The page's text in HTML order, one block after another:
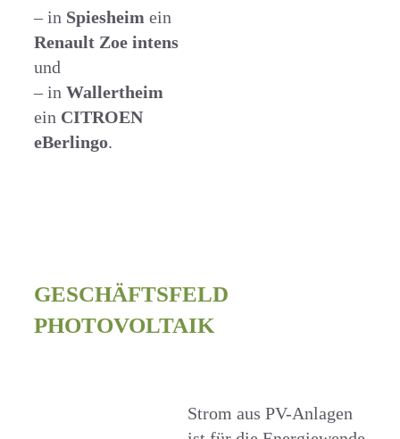
– in Spiesheim ein
Renault Zoe intens
und
– in Wallertheim
ein CITROEN
eBerlingo.
GESCHÄFTSFELD
PHOTOVOLTAIK
Strom aus PV-Anlagen